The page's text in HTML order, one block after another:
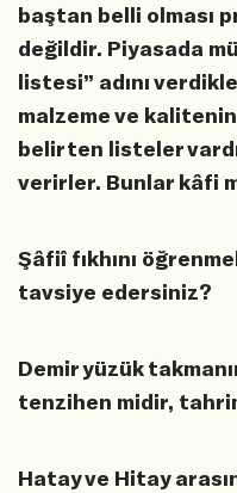
baştan belli olması
değildir. Piyasada
listesi” adını
malzeme ve
belirten listeler
verirler. Bunlar kâfi
Şâfiî fıkhını
tavsiye edersiniz?
Demir yüzük
tenzihen midir,
Hatay ve Hitay